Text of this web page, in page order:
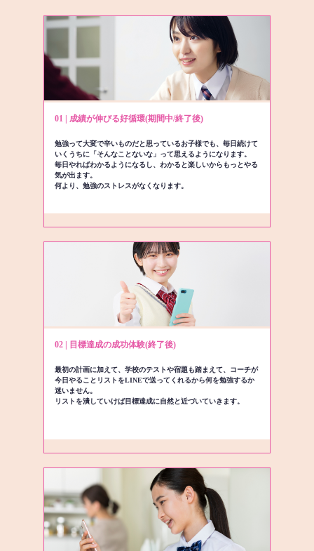
01 | 成績が伸びる好循環(期間中/終了後)
勉強って大変で辛いものだと思っているお子様でも、毎日続けて
いくうちに「そんなことないな」って思えるようになります。
毎日やればわかるようになるし、わかると楽しいからもっとやる
気が出ます。
何より、勉強のストレスがなくなります。
02 | 目標達成の成功体験(終了後)
最初の計画に加えて、学校のテストや宿題も踏まえて、コーチが
今日やることリストをLINEで送ってくれるから何を勉強するか
迷いません。
リストを潰していけば目標達成に自然と近づいていきます。